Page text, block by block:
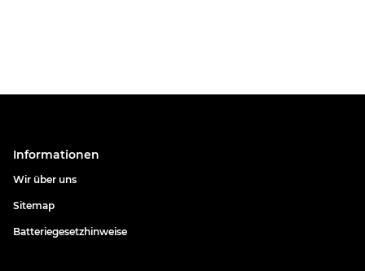
Informationen
Wir über uns
Sitemap
Batteriegesetzhinweise